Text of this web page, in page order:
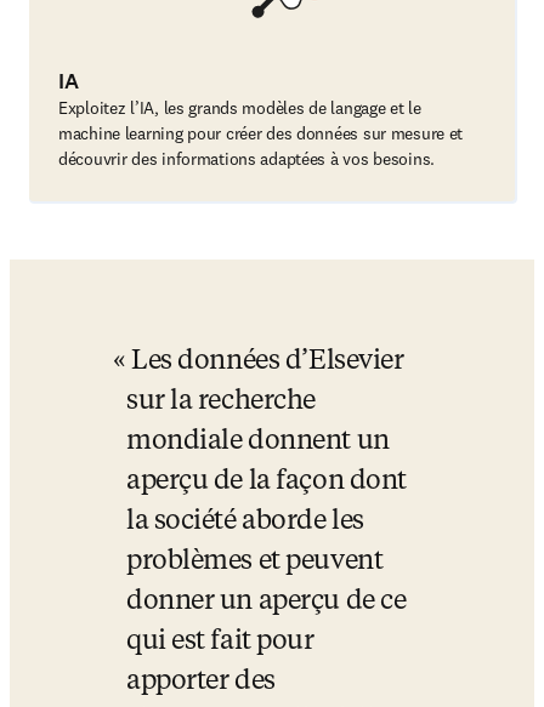
IA
Exploitez l’IA, les grands modèles de langage et le
machine learning pour créer des données sur mesure et
découvrir des informations adaptées à vos besoins.
Les données d’Elsevier
sur la recherche
mondiale donnent un
aperçu de la façon dont
la société aborde les
problèmes et peuvent
donner un aperçu de ce
qui est fait pour
apporter des